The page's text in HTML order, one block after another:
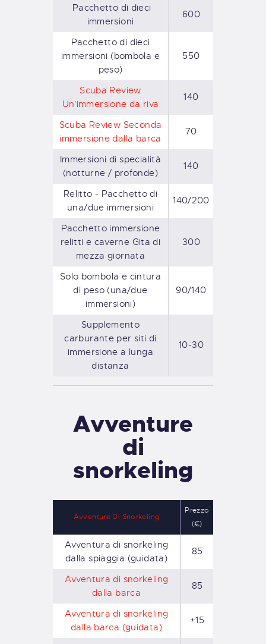
Pacchetto di dieci
immersioni
600
Pacchetto di dieci
immersioni (bombola e
peso)
550
Scuba Review
Un'immersione da riva
140
Scuba Review Seconda
immersione dalla barca
70
Immersioni di specialità
(notturne / profonde)
140
Relitto - Pacchetto di
una/due immersioni
140/200
Pacchetto immersione
relitti e caverne Gita di
mezza giornata
300
Solo bombola e cintura
di peso (una/due
immersioni)
90/140
Supplemento
carburante per siti di
immersione a lunga
distanza
10-30
Avventure
di
snorkeling
Avventure Di Snorkeling
Prezzo
(€)
Avventura di snorkeling
dalla spiaggia (guidata)
85
Avventura di snorkeling
dalla barca
85
Avventura di snorkeling
dalla barca (guidata)
+15